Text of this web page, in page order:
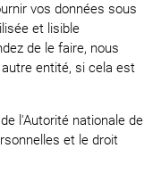
vos données sous
et lisible
de le faire, nous
entité, si cela est
l'Autorité nationale de
et le droit